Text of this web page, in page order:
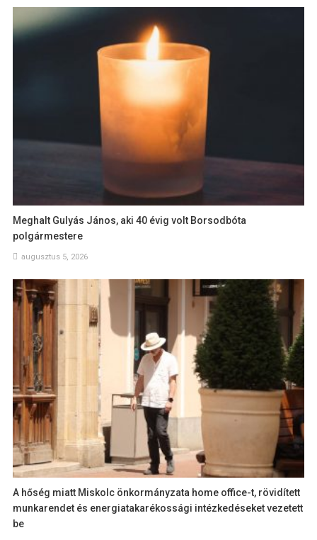
Meghalt Gulyás János, aki 40 évig volt Borsodbóta
polgármestere
augusztus 5, 2026
A hőség miatt Miskolc önkormányzata home office-t, rövidített
munkarendet és energiatakarékossági intézkedéseket vezetett
be